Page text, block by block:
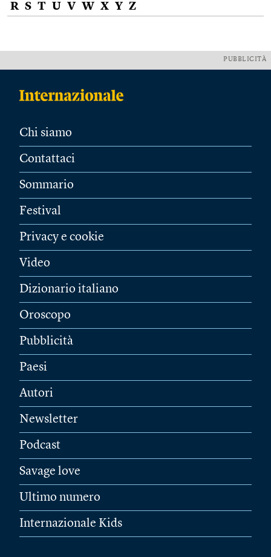
R S T U V W X Y Z
PUBBLICITÀ
Chi siamo
Contattaci
Sommario
Festival
Privacy e cookie
Video
Dizionario italiano
Oroscopo
Pubblicità
Paesi
Autori
Newsletter
Podcast
Savage love
Ultimo numero
Internazionale Kids